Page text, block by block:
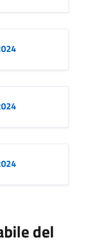
del